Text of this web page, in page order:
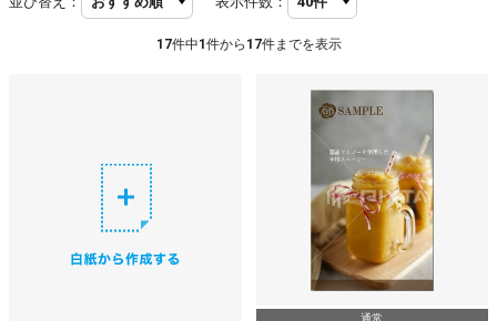
17件中1 件から 17件までを表示
通常